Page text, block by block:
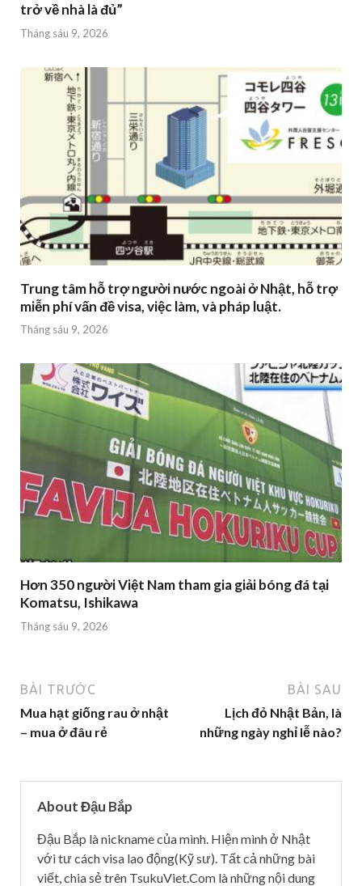
trở về nhà là đủ”
Tháng sáu 9, 2026
Trung tâm hỗ trợ người nước ngoài ở Nhật, hỗ trợ
miễn phí vấn đề visa, việc làm, và pháp luật.
Tháng sáu 9, 2026
Hơn 350 người Việt Nam tham gia giải bóng đá tại
Komatsu, Ishikawa
Tháng sáu 9, 2026
BÀI TRƯỚC
Mua hạt giống rau ở nhật
– mua ở đâu rẻ
BÀI SAU
Lịch đỏ Nhật Bản, là
những ngày nghỉ lễ nào?
About Đậu Bắp
Đậu Bắp là nickname của mình. Hiện mình ở Nhật
với tư cách visa lao động(Kỹ sư). Tất cả những bài
viết, chia sẻ trên TsukuViet.Com là những nội dung